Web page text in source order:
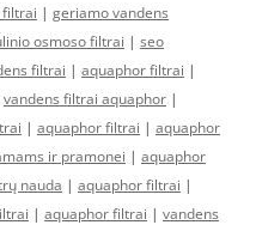
filtrai | geriamo vandens
osmoso filtrai | seo
filtrai | aquaphor filtrai |
vandens filtrai aquaphor |
| aquaphor filtrai | aquaphor
ir pramonei | aquaphor
nauda | aquaphor filtrai |
| aquaphor filtrai | vandens